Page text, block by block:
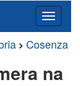
Cosenza
na